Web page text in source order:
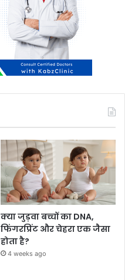
क्या जुड़वा बच्चों का DNA,
फिंगरप्रिंट और चेहरा एक जैसा
होता है?
4 weeks ago